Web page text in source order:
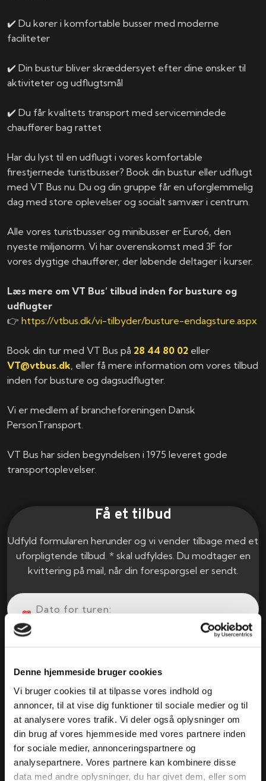
Denne hjemmeside bruger cookies
Vi bruger cookies til at tilpasse vores indhold og
annoncer, til at vise dig funktioner til sociale medier og til
at analysere vores trafik. Vi deler også oplysninger om
din brug af vores hjemmeside med vores partnere inden
for sociale medier, annonceringspartnere og
analysepartnere. Vores partnere kan kombinere disse
data med andre oplysninger, du har givet dem, eller som
✔️ Du kører i komfortable busser med moderne
faciliteter
✔️ Din bustur bliver skræddersyet efter dine ønsker til
aktiviteter og udflugtsmål
✔️ Du får kvalitets transport med servicemindede
chauffører bag rattet
Har du lyst til en udflugt i vores komfortable
firestjernede turistbusser? Book din bustur eller udflugt
med VT Bus nu. Du og din gruppe får en uforglemmelig
dag med store oplevelser og socialt samvær i centrum.
Alle vores turistbusser og minibusser er Euro6, den
nyeste miljønorm. Vi har overenskomst med 3F for
vores dygtige chauffører, der løbende deltager i kurser.
Læs mere om VT Bus’ tilbud inden for busture og
udflugter
👉https://vtbus.dk/vi-tilbyder/busture-endagsture.aspx
Book din tur med VT Bus på 28 44 80 02 eller
VT@vtbus.dk , eller få mere information om vores tilbud
inden for busture og dagsudflugter.
Vi er medlem af brancheforeningen Dansk
PersonTransport.
VT Bus har siden begyndelsen i 1975 leveret gode
transportoplevelser.
Få et tilbud
Udfyld formularen herunder og vi vender tilbage med et
uforpligtende tilbud. * skal udfyldes. Du modtager en
kvittering på mail, når din forespørgsel er sendt.